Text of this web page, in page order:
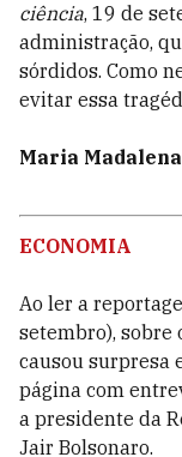
ciência, 19 de
administração,
sórdidos. Como
evitar essa
Maria Madalena
ECONOMIA
Ao ler a
setembro), sobre
causou surpresa
página com
a presidente da
Jair Bolsonaro.